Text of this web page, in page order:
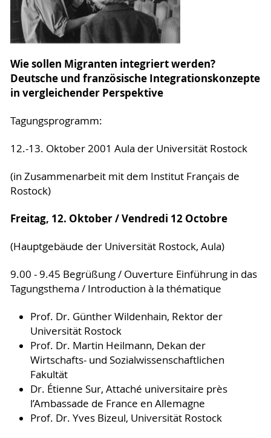
Wie sollen Migranten integriert werden?
Deutsche und französische Integrationskonzepte
in vergleichender Perspektive
Tagungsprogramm:
12.-13. Oktober 2001 Aula der Universität Rostock
(in Zusammenarbeit mit dem Institut Français de
Rostock)
Freitag, 12. Oktober / Vendredi 12 Octobre
(Hauptgebäude der Universität Rostock, Aula)
9.00 - 9.45 Begrüßung / Ouverture Einführung in das
Tagungsthema / Introduction à la thématique
Prof. Dr. Günther Wildenhain, Rektor der
Universität Rostock
Prof. Dr. Martin Heilmann, Dekan der
Wirtschafts- und Sozialwissenschaftlichen
Fakultät
Dr. Étienne Sur, Attaché universitaire près
l’Ambassade de France en Allemagne
Prof. Dr. Yves Bizeul, Universität Rostock